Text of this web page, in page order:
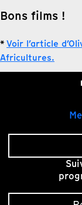
Bons films !
*Voir l’article
Africultures.